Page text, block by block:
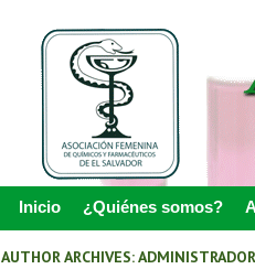
Menu
Skip to content
Inicio ¿Quiénes somos?
AUTHOR ARCHIVES:ADMINISTRADOR